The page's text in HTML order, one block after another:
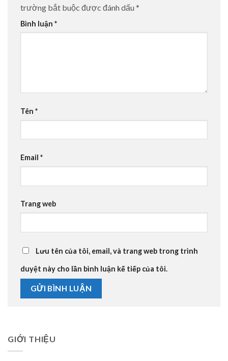
trường bắt buộc được đánh dấu *
Bình luận *
Tên *
Email *
Trang web
Lưu tên của tôi, email, và trang web trong trình
duyệt này cho lần bình luận kế tiếp của tôi.
GIỚI THIỆU